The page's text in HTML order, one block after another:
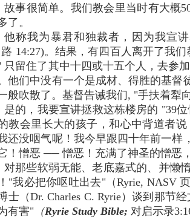
故事很简单。我们教会里当时有大概
了。
他称我为暴君和独裁者，因为我宣
14:27)。结果，有四百人离开了我
只留住了其中十四或十五个人，去参
他们中没有一个是成材、得胜的基
般吹散了。基督告诫我们, "手扶着犁
是的，我要宣讲拯救这栋楼房的 "39
教会里长大的孩子，和心中背道者
还没咽气呢！我今早跟四十年前一
！憎恶 ── 憎恶！充满了神圣的憎恶
对那些软弱无能、老底嘉式的、并懒
"我必把你呕吐出去"（Ryrie, NASV
士（Dr. Charles C. Ryrie）谈到那
有害" （Ryrie Study Bible; 对启示录